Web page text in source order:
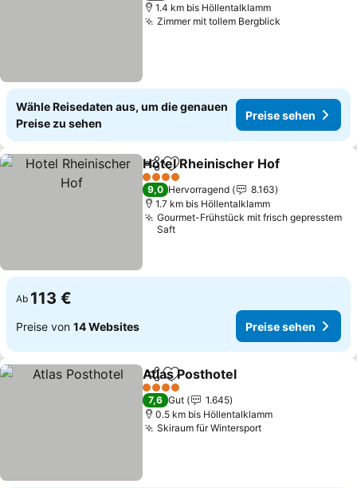
1.4 km bis Höllentalklamm
Zimmer mit tollem Bergblick
Wähle Reisedaten aus, um die genauen
Preise zu sehen
Preise sehen
TeilenZu Favoriten hinzufügen
Hotel Rheinischer Hof
4 Sterne
9,0 Hervorragend
8.163
1.7 km bis Höllentalklamm
Gourmet-Frühstück mit frisch gepresstem
Saft
Ab 113 €
Preise von 14 Websites Preise sehen
TeilenZu Favoriten hinzufügen
Atlas Posthotel
4 Sterne
7,6 Gut
1.645
0.5 km bis Höllentalklamm
Skiraum für WintersportPreise sehen